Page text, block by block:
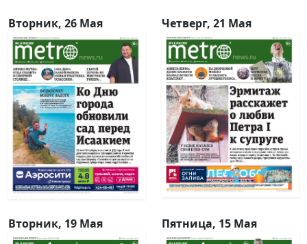
Вторник, 26 Мая Четверг, 21 Мая
Вторник, 19 Мая Пятница, 15 Мая